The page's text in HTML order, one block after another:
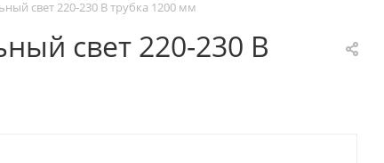
свет 220-230 В трубка 1200 мм
свет 220-230 В